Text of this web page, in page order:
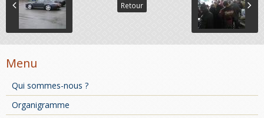
Retour
Menu
Qui sommes-nous ?
Organigramme